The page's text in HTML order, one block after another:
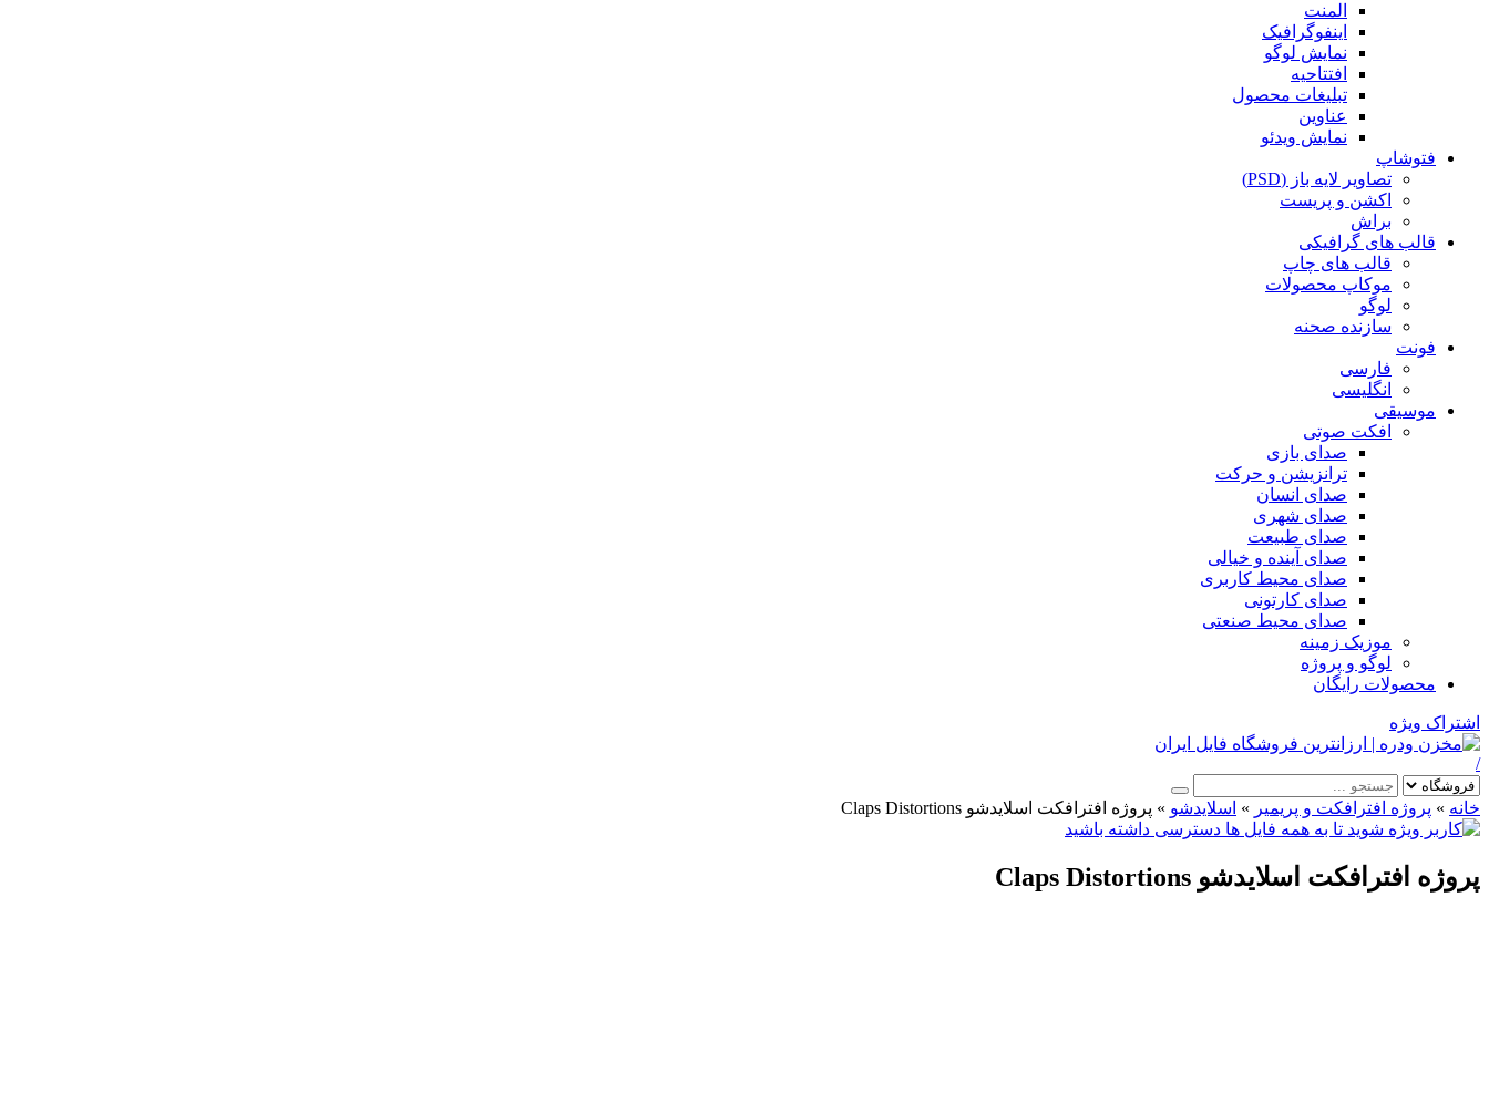
المنت
اینفوگرافیک
نمایش لوگو
افتتاحیه
تبلیغات محصول
عناوین
نمایش ویدئو
فتوشاپ
تصاویر لایه باز (PSD)
اکشن و پریست
براش
قالب های گرافیکی
قالب های چاپ
موکاپ محصولات
لوگو
سازنده صحنه
فونت
فارسی
انگلیسی
موسیقی
افکت صوتی
صدای بازی
ترانزیشن و حرکت
صدای انسان
صدای شهری
صدای طبیعت
صدای آینده و خیالی
صدای محیط کاربری
صدای کارتونی
صدای محیط صنعتی
موزیک زمینه
لوگو و پروژه
محصولات رایگان
اشتراک ویژه
/
خانه » پروژه افترافکت و پریمیر » اسلایدشو » پروژه افترافکت اسلایدشو Claps Distortions
پروژه افترافکت اسلایدشو Claps Distortions